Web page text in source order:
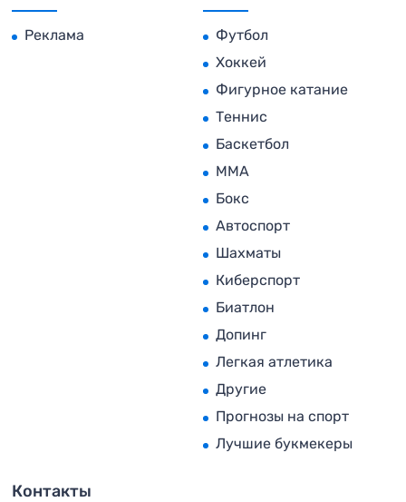
Реклама
Футбол
Хоккей
Фигурное катание
Теннис
Баскетбол
MMA
Бокс
Автоспорт
Шахматы
Киберспорт
Биатлон
Допинг
Легкая атлетика
Другие
Прогнозы на спорт
Лучшие букмекеры
Контакты